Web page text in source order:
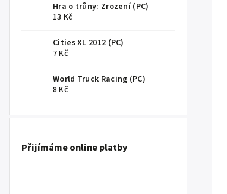
Hra o trůny: Zrození (PC)
13 Kč
Cities XL 2012 (PC)
7 Kč
World Truck Racing (PC)
8 Kč
Přijímáme online platby